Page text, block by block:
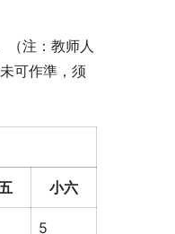
注：教师人
可作準，须
小六
5